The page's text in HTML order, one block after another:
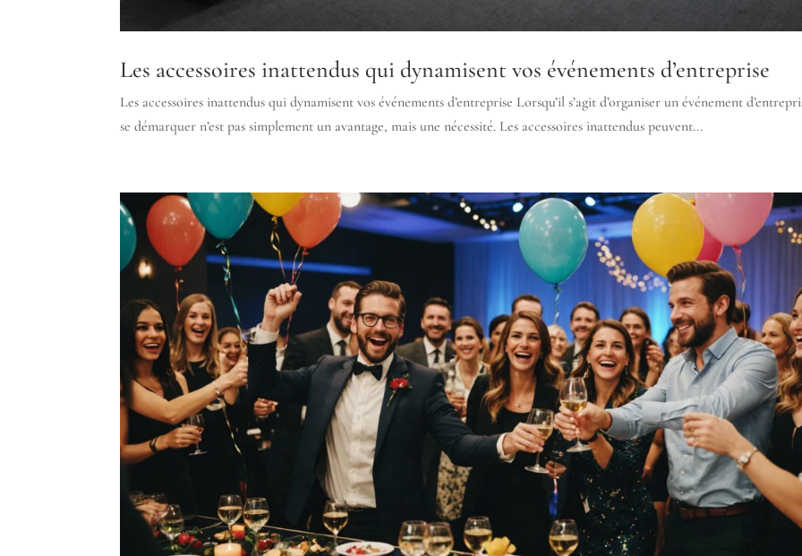
Les accessoires inattendus qui dynamisent vos événements d’entreprise
Les accessoires inattendus qui dynamisent vos événements d’entreprise Lorsqu’il s’agit d’organiser un événement
se démarquer n’est pas simplement un avantage, mais une nécessité. Les accessoires inattendus peuvent...